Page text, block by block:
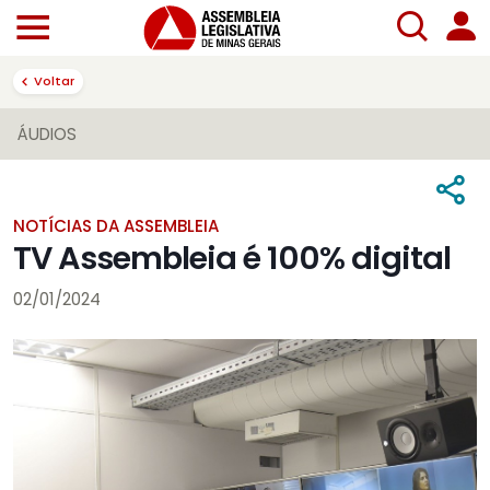
Voltar
ÁUDIOS
NOTÍCIAS DA ASSEMBLEIA
TV Assembleia é 100% digital
02/01/2024